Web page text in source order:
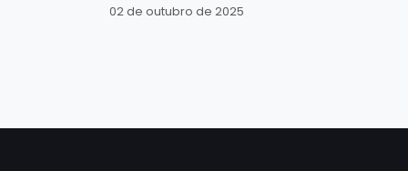
02 de outubro de 2025